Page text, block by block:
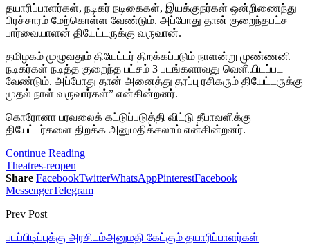
தயாரிப்பாளர்கள், நடிகர் நடிகைகள், இயக்குநர்கள் ஒன்றிணைந்து
பிரச்சாரம் மேற்கொள்ள வேண்டும். அப்போது தான் குறைந்தபட்ச
பார்வையாளன் தியேட்டருக்கு வருவான்.
தமிழகம் முழுவதும் தியேட்டர் திறக்கப்படும் நாளன்று முண்ணனி
நடிகர்கள் நடித்த குறைந்த பட்சம் 3 படங்களாவது வெளியிடப்பட
வேண்டும். அப்போது தான் அனைத்து தரப்பு ரசிகரும் தியேட்டருக்கு
முதல் நாள் வருவார்கள்” என்கின்றனர்.
கொரோனா பரவலைக் கட்டுப்படுத்தி விட்டு தீபாவளிக்கு
தியேட்டர்களை திறக்க அனுமதிக்கலாம் என்கின்றனர்.
Continue Reading
Theatres-reopen
Share FacebookTwitterWhatsAppPinterestFacebook
MessengerTelegram
Prev Post
படப்பிடிப்புக்கு அரசிடம்அனுமதி கேட்கும் தயாரிப்பாளர்கள்